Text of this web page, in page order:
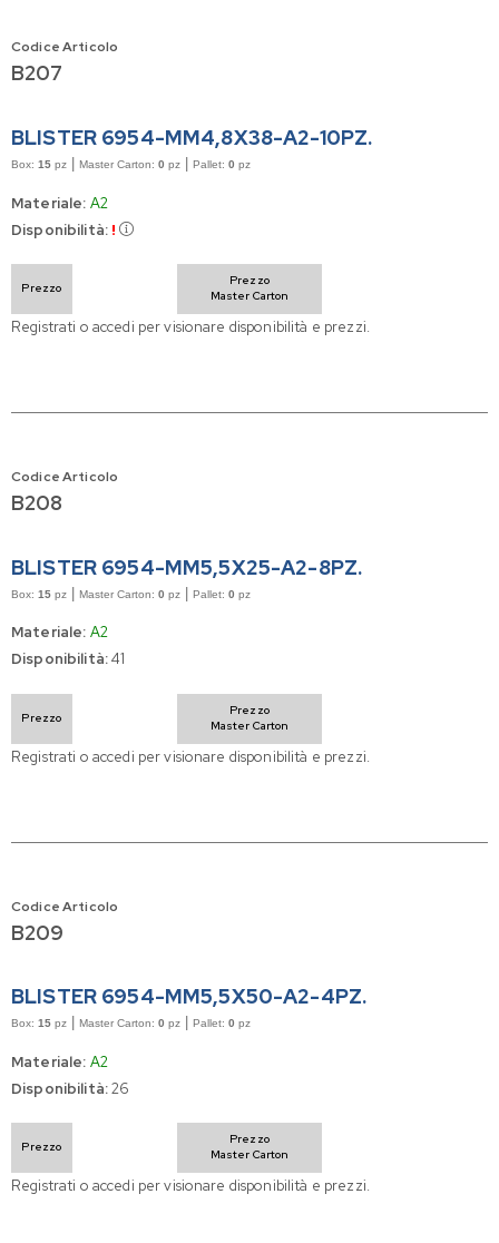
Codice Articolo
B207
BLISTER 6954-MM4,8X38-A2-10PZ.
Box: 15 pz Master Carton: 0 pz Pallet: 0 pz
Materiale: A2
Disponibilità: !
Prezzo
Prezzo
Master Carton
Registrati o accedi per visionare disponibilità e prezzi.
Codice Articolo
B208
BLISTER 6954-MM5,5X25-A2-8PZ.
Box: 15 pz | Master Carton: 0 pz | Pallet: 0 pz
Materiale: A2
Disponibilità:41
Prezzo
Prezzo
Master Carton
Registrati o accedi per visionare disponibilità e prezzi.
Codice Articolo
B209
BLISTER 6954-MM5,5X50-A2-4PZ.
Box: 15 pz Master Carton: 0 pz Pallet: 0 pz
Materiale: A2
Disponibilità:26
Prezzo
Prezzo
Master Carton
Registrati o accedi per visionare disponibilità e prezzi.